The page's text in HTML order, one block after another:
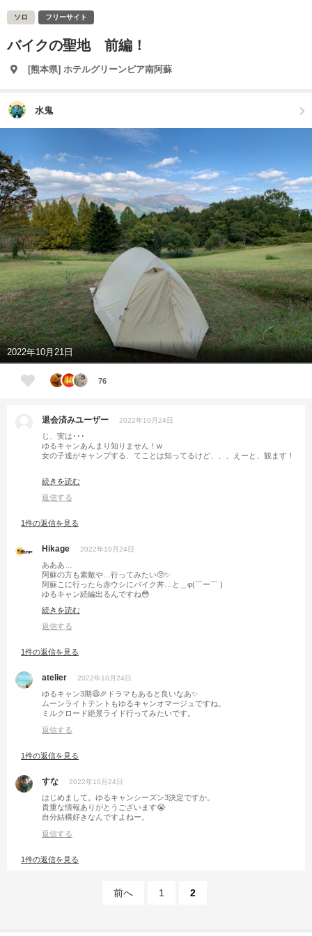
ソロ フリーサイト
バイクの聖地 前編！
[熊本県] ホテルグリーンピア南阿蘇
水鬼
2022年10月21日
76
退会済みユーザー 2022年10月24日
じ、実は･･･
ゆるキャンあんまり知りません！w
女の子達がキャンプする、てことは知ってるけど、、、えーと、観ます！
うですけど、凄いよね！荷物とかホンマにどーしてるの！？てなる。
気になるのは連泊の時の着替え！
洗濯して干してるんかな？とか、ふみぶーんさんと話してたことあります
ちなみに、ふみぶーんさんは車での連泊でそれを悩んでたけどw
気持ちええやろなぁー。
と思わされる記事でした！
続きを読む
返信する
1件の返信を見る
Hikage 2022年10月24日
あああ…
阿蘇の方も素敵や…行ってみたい🥺✨
阿蘇こに行ったら赤ウシにバイク丼…と＿φ(￣ー￣ )
ゆるキャン続編出るんですね😳
続きを読む
返信する
1件の返信を見る
atelier 2022年10月24日
ゆるキャン3期😆🎉ドラマもあると良いなあ✨
ムーンライトテントもゆるキャンオマージュですね。
ミルクロード絶景ライド行ってみたいです。
返信する
1件の返信を見る
すな 2022年10月24日
はじめまして。ゆるキャンシーズン3決定ですか。
貴重な情報ありがとうございます😭
自分結構好きなんですよねー。
返信する
1件の返信を見る
前へ 1 2